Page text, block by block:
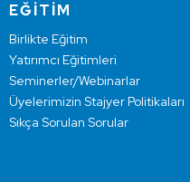
EĞİTİM
Birlikte Eğitim
Yatırımcı Eğitimleri
Seminerler/Webinarlar
Üyelerimizin Stajyer Politikaları
Sıkça Sorulan Sorular